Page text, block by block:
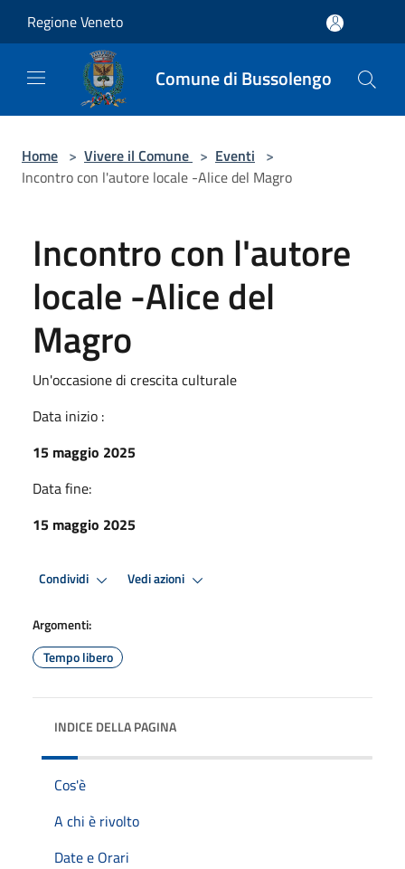
Regione Veneto
Comune di Bussolengo
Home > Vivere il Comune > Eventi >
Incontro con l'autore locale -Alice del Magro
Incontro con l'autore
locale -Alice del
Magro
Un'occasione di crescita culturale
Data inizio :
15 maggio 2025
Data fine:
15 maggio 2025
Condividi Vedi azioni
Argomenti:
Tempo libero
INDICE DELLA PAGINA
Cos'è
A chi è rivolto
Date e Orari